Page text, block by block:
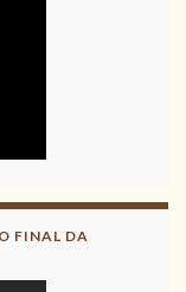
FINAL DA